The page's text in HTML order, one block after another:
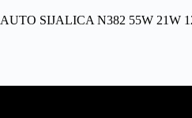
AUTO SIJALICA N382 55W 21W